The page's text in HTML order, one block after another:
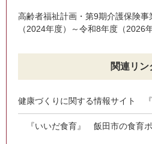
高齢者福祉計画・第9期介護保険
（2024年度）～令和8年度（2026年
関連リン
健康づくりに関する情報サイト 『
『いいだ食育』 飯田市の食育ポ